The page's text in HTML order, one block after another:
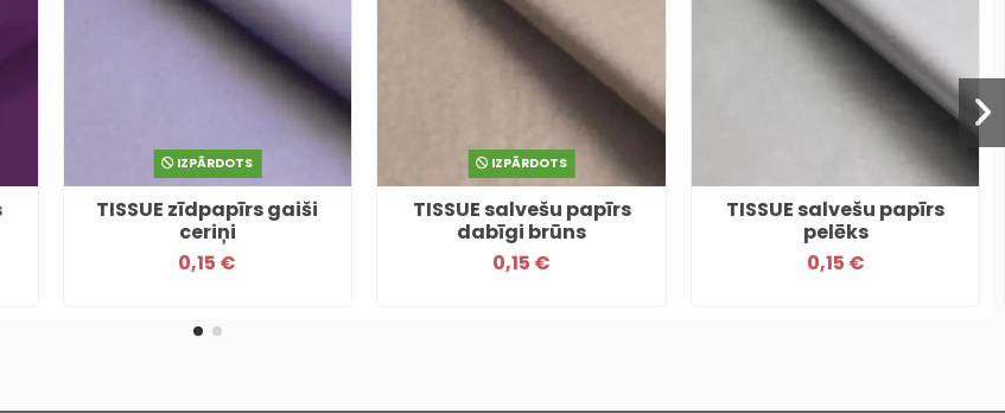
IZPĀRDOTS
TISSUE zīdpapīrs gaiši
ceriņi
0,15 €
IZPĀRDOTS
TISSUE salvešu papīrs
dabīgi brūns
0,15 €
TISSUE salvešu papīrs
pelēks
0,15 €